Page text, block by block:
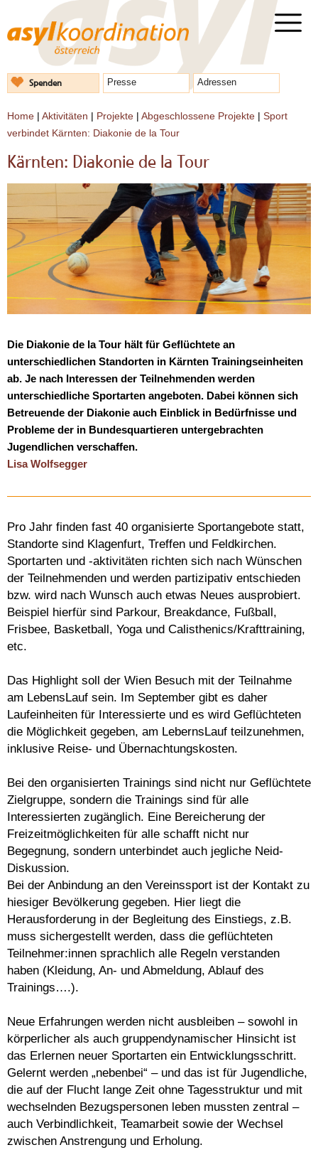
Spenden Presse Adressen
Home | Aktivitäten | Projekte | Abgeschlossene Projekte | Sport
verbindet Kärnten: Diakonie de la Tour
Kärnten: Diakonie de la Tour
Die Diakonie de la Tour hält für Geflüchtete an
unterschiedlichen Standorten in Kärnten Trainingseinheiten
ab. Je nach Interessen der Teilnehmenden werden
unterschiedliche Sportarten angeboten. Dabei können sich
Betreuende der Diakonie auch Einblick in Bedürfnisse und
Probleme der in Bundesquartieren untergebrachten
Jugendlichen verschaffen.
Lisa Wolfsegger
Pro Jahr finden fast 40 organisierte Sportangebote statt,
Standorte sind Klagenfurt, Treffen und Feldkirchen.
Sportarten und -aktivitäten richten sich nach Wünschen
der Teilnehmenden und werden partizipativ entschieden
bzw. wird nach Wunsch auch etwas Neues ausprobiert.
Beispiel hierfür sind Parkour, Breakdance, Fußball,
Frisbee, Basketball, Yoga und Calisthenics/Krafttraining,
etc.
Das Highlight soll der Wien Besuch mit der Teilnahme
am LebensLauf sein. Im September gibt es daher
Laufeinheiten für Interessierte und es wird Geflüchteten
die Möglichkeit gegeben, am LebernsLauf teilzunehmen,
inklusive Reise- und Übernachtungskosten.
Bei den organisierten Trainings sind nicht nur Geflüchtete
Zielgruppe, sondern die Trainings sind für alle
Interessierten zugänglich. Eine Bereicherung der
Freizeitmöglichkeiten für alle schafft nicht nur
Begegnung, sondern unterbindet auch jegliche Neid-
Diskussion.
Bei der Anbindung an den Vereinssport ist der Kontakt zu
hiesiger Bevölkerung gegeben. Hier liegt die
Herausforderung in der Begleitung des Einstiegs, z.B.
muss sichergestellt werden, dass die geflüchteten
Teilnehmer:innen sprachlich alle Regeln verstanden
haben (Kleidung, An- und Abmeldung, Ablauf des
Trainings….).
Neue Erfahrungen werden nicht ausbleiben – sowohl in
körperlicher als auch gruppendynamischer Hinsicht ist
das Erlernen neuer Sportarten ein Entwicklungsschritt.
Gelernt werden „nebenbei“ – und das ist für Jugendliche,
die auf der Flucht lange Zeit ohne Tagesstruktur und mit
wechselnden Bezugspersonen leben mussten zentral –
auch Verbindlichkeit, Teamarbeit sowie der Wechsel
zwischen Anstrengung und Erholung.